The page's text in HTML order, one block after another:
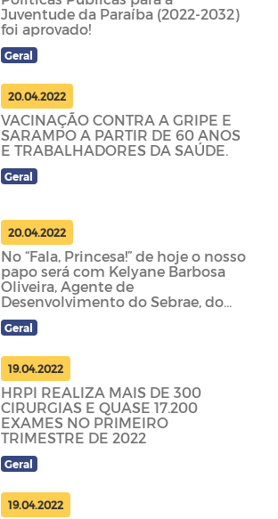
Juventude da Paraíba (2022-2032)
foi aprovado!
Geral
20.04.2022
VACINAÇÃO CONTRA A GRIPE E
SARAMPO A PARTIR DE 60 ANOS
E TRABALHADORES DA SAÚDE.
Geral
20.04.2022
No “Fala, Princesa!” de hoje o nosso
papo será com Kelyane Barbosa
Oliveira, Agente de
Desenvolvimento do Sebrae, do
Pos
Geral
19.04.2022
HRPI REALIZA MAIS DE 300
CIRURGIAS E QUASE 17.200
EXAMES NO PRIMEIRO
TRIMESTRE DE 2022
Geral
19.04.2022